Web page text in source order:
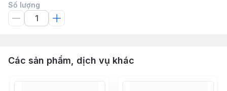
Số lượng
Các sản phẩm, dịch vụ khác